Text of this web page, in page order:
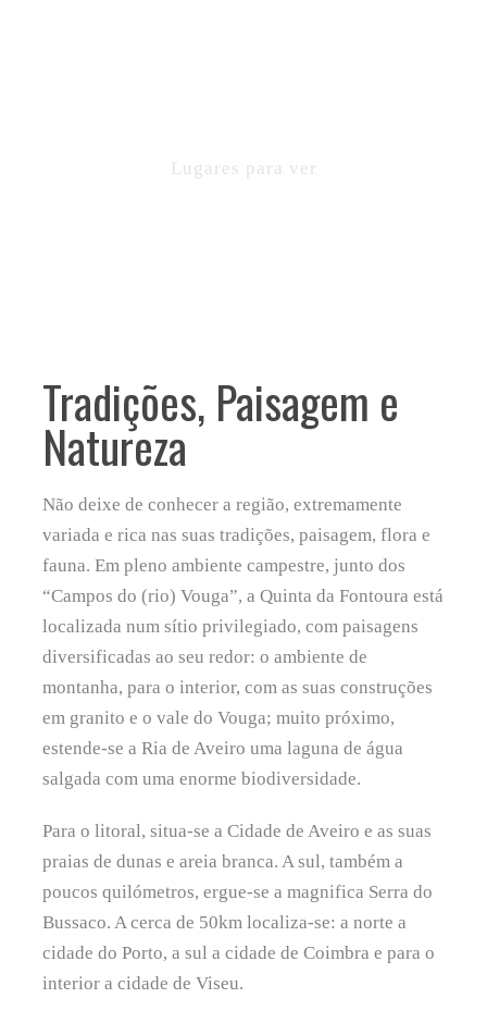
Lugares para ver
Tradições, Paisagem e
Natureza
Não deixe de conhecer a região, extremamente
variada e rica nas suas tradições, paisagem, flora e
fauna. Em pleno ambiente campestre, junto dos
“Campos do (rio) Vouga”, a Quinta da Fontoura está
localizada num sítio privilegiado, com paisagens
diversificadas ao seu redor: o ambiente de
montanha, para o interior, com as suas construções
em granito e o vale do Vouga; muito próximo,
estende-se a Ria de Aveiro uma laguna de água
salgada com uma enorme biodiversidade.
Para o litoral, situa-se a Cidade de Aveiro e as suas
praias de dunas e areia branca. A sul, também a
poucos quilómetros, ergue-se a magnifica Serra do
Bussaco. A cerca de 50km localiza-se: a norte a
cidade do Porto, a sul a cidade de Coimbra e para o
interior a cidade de Viseu.